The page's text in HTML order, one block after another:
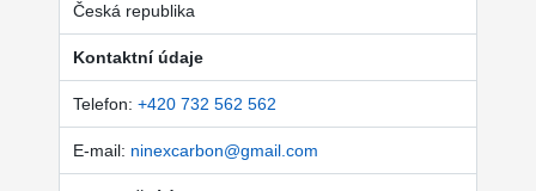
Česká republika
Kontaktní údaje
Telefon: +420 732 562 562
E-mail: ninexcarbon@gmail.com